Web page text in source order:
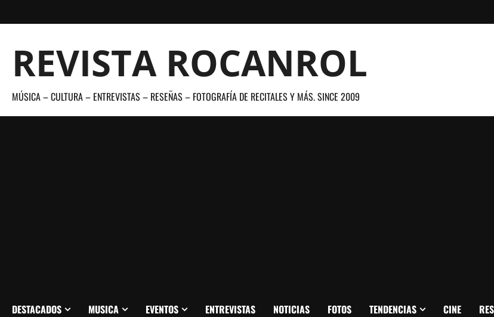
al
REVISTA ROCANROL
MÚSICA – CULTURA – ENTREVISTAS – RESEÑAS – FOTOGRAFÍA DE RECITALES Y MÁS. SINCE 2009
DESTACADOS MUSICA EVENTOS ENTREVISTAS NOTICIAS FOTOS TENDENCIAS CINE